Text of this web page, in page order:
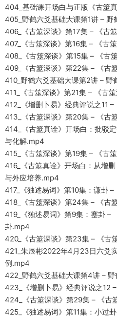
404_基础课开场白与正版《古筮
405_野鹤六爻基础大课第1讲 – 野
406_《古筮深谈》第17集 – 《古
407_《古筮深谈》第16集 – 《古
408_《古筮深谈》第15集 – 《古
409_《古筮深谈》第22集 – 《古
410_野鹤六爻基础大课第2讲 –
411_《古筮深谈》第21集 – 《古
412_《增删卜易》经典评说之11
413_《古筮深谈》第20集 – 《古
414_《古筮真诠》开场白：批驳
与化解.mp4
415_《古筮深谈》第19集 – 《古
416_《古筮真诠》开场白：从增
与外应培养.mp4
417_《独述易词》第10集：谦卦
418_《古筮深谈》第24集 – 《古
419_《独述易词》第9集：蹇卦 –
卦.mp4
420_《古筮深谈》第23集 – 《古
421_朱辰彬2022年4月23日六爻
例.mp4
422_野鹤六爻基础大课第4讲 –
423_《增删卜易》经典评说之12
424_《古筮深谈》第29集 – 《古
425_《独述易词》第11集：小过